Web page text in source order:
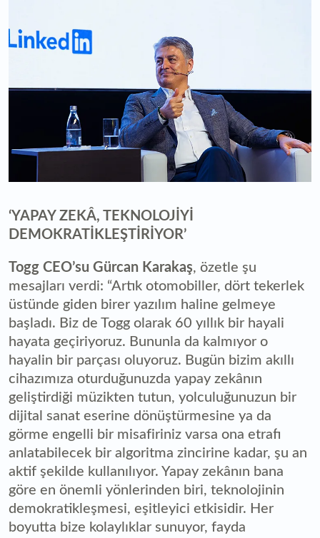
‘YAPAY ZEKÂ, TEKNOLOJİYİ
DEMOKRATİKLEŞTİRİYOR’
Togg CEO’su Gürcan Karakaş, özetle şu
mesajları verdi: “Artık otomobiller, dört tekerlek
üstünde giden birer yazılım haline gelmeye
başladı. Biz de Togg olarak 60 yıllık bir hayali
hayata geçiriyoruz. Bununla da kalmıyor o
hayalin bir parçası oluyoruz. Bugün bizim akıllı
cihazımıza oturduğunuzda yapay zekânın
geliştirdiği müzikten tutun, yolculuğunuzun bir
dijital sanat eserine dönüştürmesine ya da
görme engelli bir misafiriniz varsa ona etrafı
anlatabilecek bir algoritma zincirine kadar, şu an
aktif şekilde kullanılıyor. Yapay zekânın bana
göre en önemli yönlerinden biri, teknolojinin
demokratikleşmesi, eşitleyici etkisidir. Her
boyutta bize kolaylıklar sunuyor, fayda